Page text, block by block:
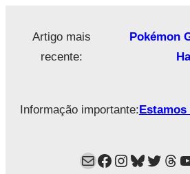
Artigo mais
recente:
Pokémon
Informação importante:
MailFacebook
Instagram
Bluesky